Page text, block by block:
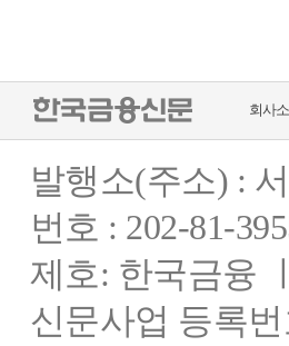
회사
발행소(주소) :
번호 : 202-81-
제호: 한국금융
신문사업 등록